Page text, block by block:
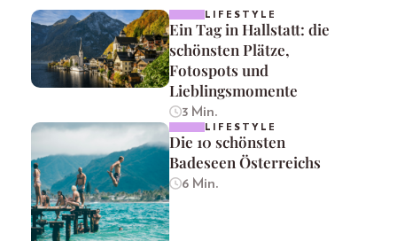
LIFESTYLE
Ein Tag in Hallstatt: die
schönsten Plätze,
Fotospots und
Lieblingsmomente
3 Min.
LIFESTYLE
Die 10 schönsten
Badeseen Österreichs
6 Min.